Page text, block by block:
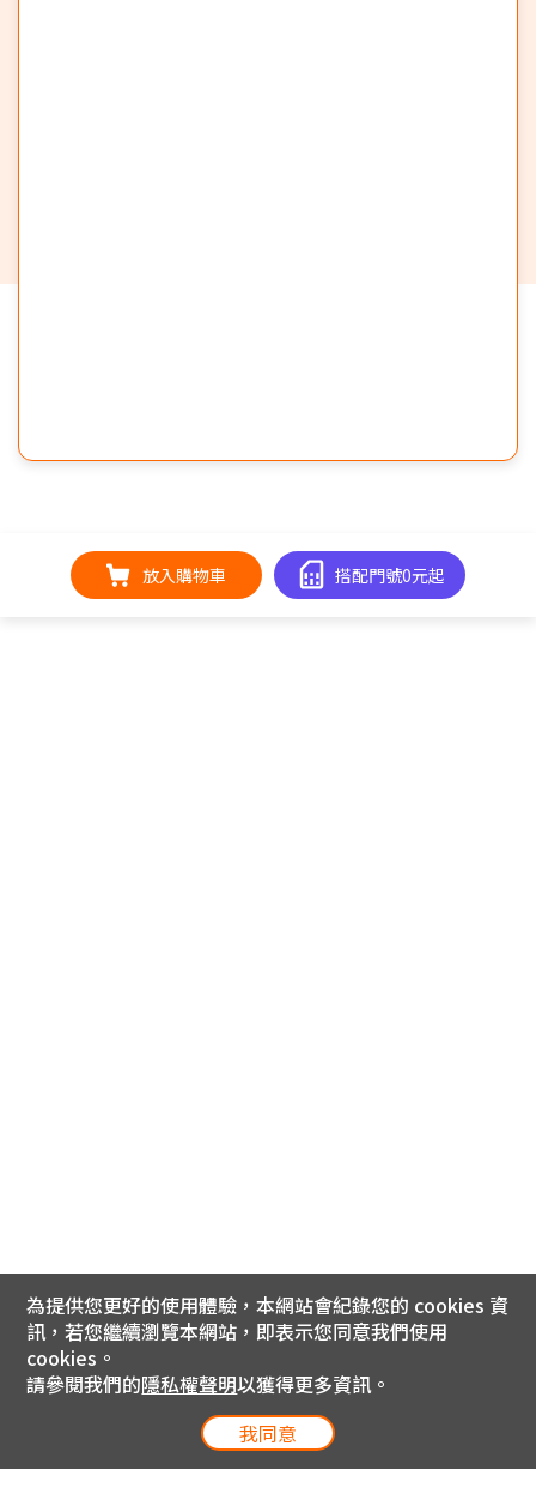
放入購物車 搭配門號0元起
為提供您更好的使用體驗，本網站會紀錄您的 cookies 資
訊，若您繼續瀏覽本網站，即表示您同意我們使用
cookies。
請參閱我們的隱私權聲明以獲得更多資訊。
我同意